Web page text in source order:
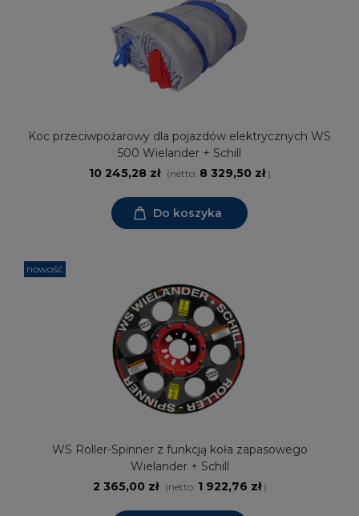
Koc przeciwpożarowy dla pojazdów elektrycznych WS
500 Wielander + Schill
10 245,28 zł
(netto: 8 329,50 zł)
Do koszyka
WS Roller-Spinner z funkcją koła zapasowego
Wielander + Schill
2 365,00 zł
(netto: 1 922,76 zł)
nowość